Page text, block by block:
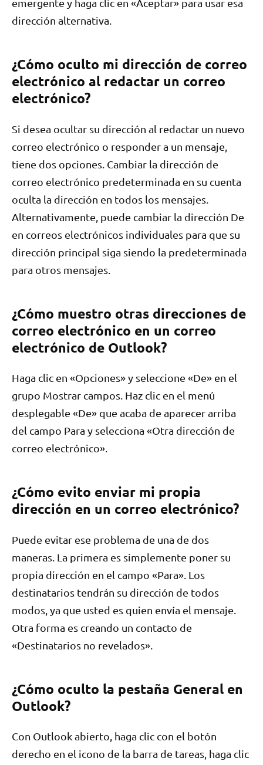
emergente y haga clic en «Aceptar» para usar esa
dirección alternativa.
¿Cómo oculto mi dirección de correo
electrónico al redactar un correo
electrónico?
Si desea ocultar su dirección al redactar un nuevo
correo electrónico o responder a un mensaje,
tiene dos opciones. Cambiar la dirección de
correo electrónico predeterminada en su cuenta
oculta la dirección en todos los mensajes.
Alternativamente, puede cambiar la dirección De
en correos electrónicos individuales para que su
dirección principal siga siendo la predeterminada
para otros mensajes.
¿Cómo muestro otras direcciones de
correo electrónico en un correo
electrónico de Outlook?
Haga clic en «Opciones» y seleccione «De» en el
grupo Mostrar campos. Haz clic en el menú
desplegable «De» que acaba de aparecer arriba
del campo Para y selecciona «Otra dirección de
correo electrónico».
¿Cómo evito enviar mi propia
dirección en un correo electrónico?
Puede evitar ese problema de una de dos
maneras. La primera es simplemente poner su
propia dirección en el campo «Para». Los
destinatarios tendrán su dirección de todos
modos, ya que usted es quien envía el mensaje.
Otra forma es creando un contacto de
«Destinatarios no revelados».
¿Cómo oculto la pestaña General en
Outlook?
Con Outlook abierto, haga clic con el botón
derecho en el icono de la barra de tareas, haga clic